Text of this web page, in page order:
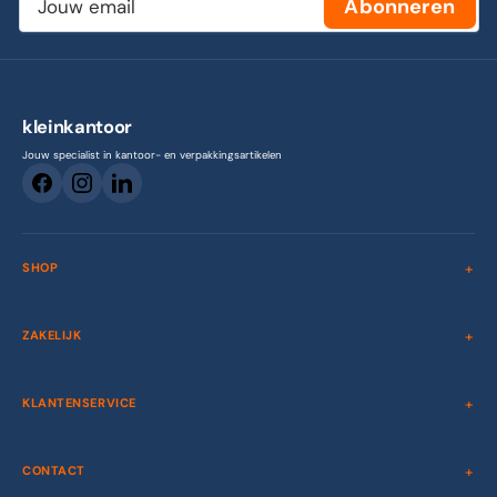
email
Abonneren
kleinkantoor
Jouw specialist in kantoor- en verpakkingsartikelen
SHOP
ZAKELIJK
KLANTENSERVICE
CONTACT